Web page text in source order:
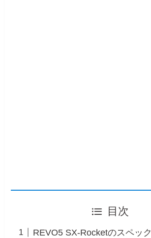
目次
REVO5 SX-Rocketのスペック